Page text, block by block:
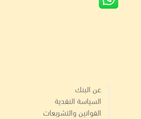
عن البنك
السياسة النقدية
القوانين والتشريعات